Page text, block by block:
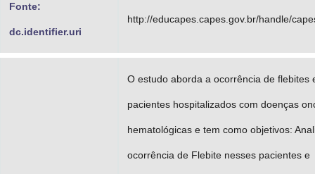
Fonte:
dc.identifier.uri
http://educapes.capes.gov.br/handle/
O estudo aborda a ocorrência de flebites
pacientes hospitalizados com doenças
hematológicas e tem como objetivos:
ocorrência de Flebite nesses pacientes e